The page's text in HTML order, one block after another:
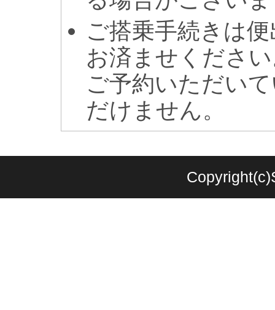
ご搭乗手続きは
お済ませくださ
ご予約いただい
だけません。